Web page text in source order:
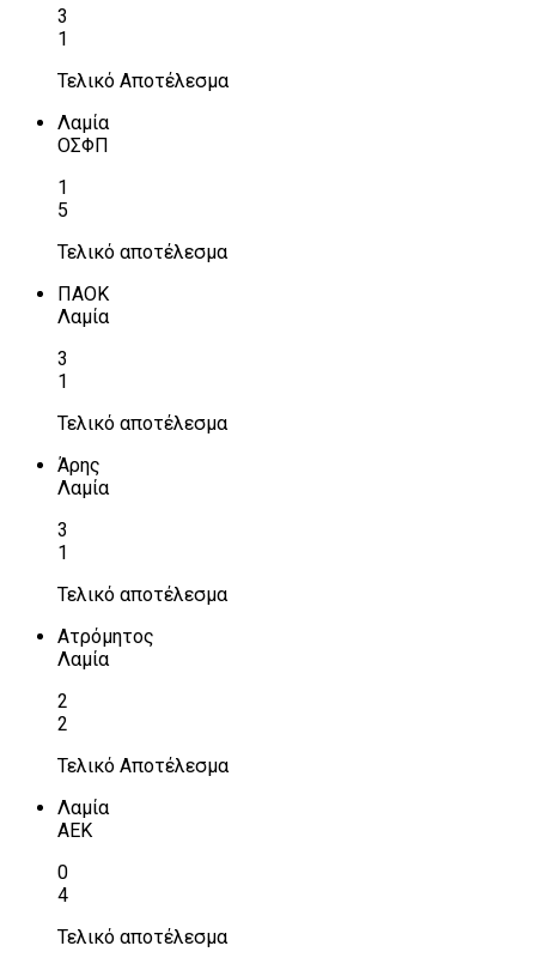
3
1
Τελικό Αποτέλεσμα
Λαμία
ΟΣΦΠ
1
5
Τελικό αποτέλεσμα
ΠΑΟΚ
Λαμία
3
1
Τελικό αποτέλεσμα
Άρης
Λαμία
3
1
Τελικό αποτέλεσμα
Ατρόμητος
Λαμία
2
2
Τελικό Αποτέλεσμα
Λαμία
ΑΕΚ
0
4
Τελικό αποτέλεσμα